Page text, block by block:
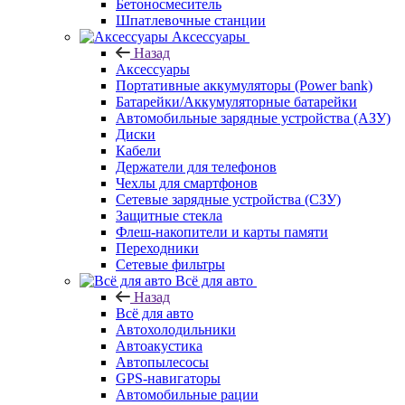
Бетоносмеситель
Шпатлевочные станции
Аксессуары
Назад
Аксессуары
Портативные аккумуляторы (Power bank)
Батарейки/Аккумуляторные батарейки
Автомобильные зарядные устройства (АЗУ)
Диски
Кабели
Держатели для телефонов
Чехлы для смартфонов
Сетевые зарядные устройства (СЗУ)
Защитные стекла
Флеш-накопители и карты памяти
Переходники
Сетевые фильтры
Всё для авто
Назад
Всё для авто
Автохолодильники
Автоакустика
Автопылесосы
GPS-навигаторы
Автомобильные рации